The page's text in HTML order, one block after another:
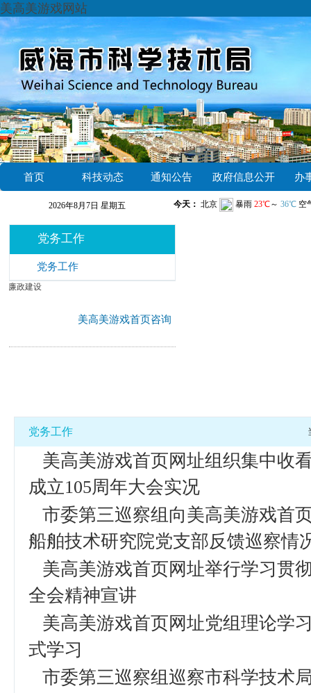
美高美游戏网站
首页 科技动态 通知公告 政府信息公开 办
2026年8月7日 星期五
党务工作
党务工作
廉政建设
美高美游戏首页咨询
党务工作
美高美游戏首页网址组织集中收
成立105周年大会实况
市委第三巡察组向美高美游戏首
船舶技术研究院党支部反馈巡察情
美高美游戏首页网址举行学习贯
全会精神宣讲
美高美游戏首页网址党组理论学
式学习
市委第三巡察组巡察市科学技术